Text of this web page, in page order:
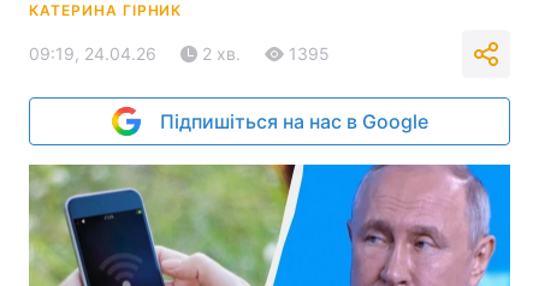
КАТЕРИНА ГІРНИК
09:19, 24.04.26 2 хв. 1395
Підпишіться на нас в Google